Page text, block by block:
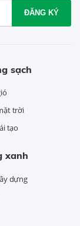
ĐĂNG KÝ
sạch
trời
tạo
xanh
dựng